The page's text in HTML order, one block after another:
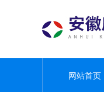
网站首页